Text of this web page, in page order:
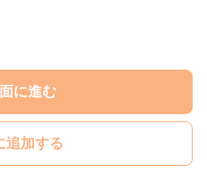
に進む
追加する